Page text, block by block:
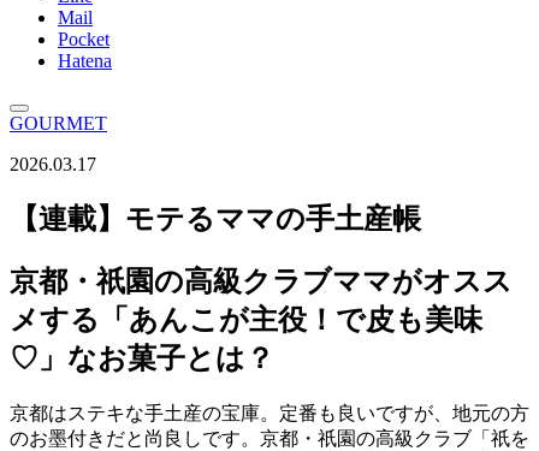
Mail
Pocket
Hatena
GOURMET
2026.03.17
【連載】モテるママの手土産帳
京都・祇園の高級クラブママがオスス
メする「あんこが主役！で皮も美味
♡」なお菓子とは？
京都はステキな手土産の宝庫。定番も良いですが、地元の方
のお墨付きだと尚良しです。京都・祇園の高級クラブ「祇を